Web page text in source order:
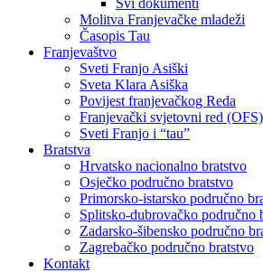
Svi dokumenti
Molitva Franjevačke mladeži
Časopis Tau
Franjevaštvo
Sveti Franjo Asiški
Sveta Klara Asiška
Povijest franjevačkog Reda
Franjevački svjetovni red (OFS)
Sveti Franjo i “tau”
Bratstva
Hrvatsko nacionalno bratstvo
Osječko područno bratstvo
Primorsko-istarsko područno
Splitsko-dubrovačko područno
Zadarsko-šibensko područno
Zagrebačko područno bratstvo
Kontakt